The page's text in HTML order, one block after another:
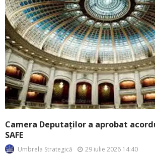
Camera Deputaților a aprobat
SAFE
Umbrela Strategică 29 iulie 2026 14:40